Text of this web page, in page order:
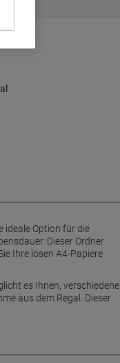
ideale Option für die
Dieser Ordner
Ihre losen A4-Papiere
es Ihnen, verschiedene
aus dem Regal. Dieser